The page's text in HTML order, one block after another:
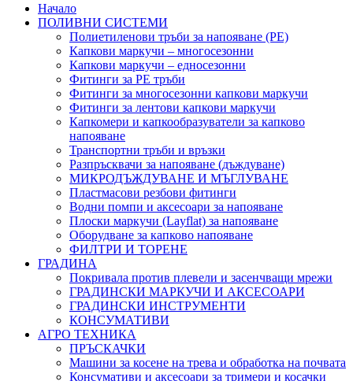
Начало
ПОЛИВНИ СИСТЕМИ
Полиетиленови тръби за напояване (PE)
Капкови маркучи – многосезонни
Капкови маркучи – едносезонни
Фитинги за PE тръби
Фитинги за многосезонни капкови маркучи
Фитинги за лентови капкови маркучи
Капкомери и капкообразуватели за капково
напояване
Транспортни тръби и връзки
Разпръсквачи за напояване (дъждуване)
МИКРОДЪЖДУВАНЕ И МЪГЛУВАНЕ
Пластмасови резбови фитинги
Водни помпи и аксесоари за напояване
Плоски маркучи (Layflat) за напояване
Оборудване за капково напояване
ФИЛТРИ И ТОРЕНЕ
ГРАДИНА
Покривала против плевели и засенчващи мрежи
ГРАДИНСКИ МАРКУЧИ И АКСЕСОАРИ
ГРАДИНСКИ ИНСТРУМЕНТИ
КОНСУМАТИВИ
АГРО ТЕХНИКА
ПРЪСКАЧКИ
Машини за косене на трева и обработка на почвата
Консумативи и аксесоари за тримери и косачки